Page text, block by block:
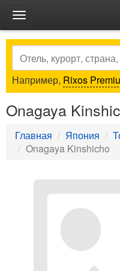
Toggle
navigation
Search
Например, Rixos
Onagaya
Главная Япония
Onagaya Kinshicho